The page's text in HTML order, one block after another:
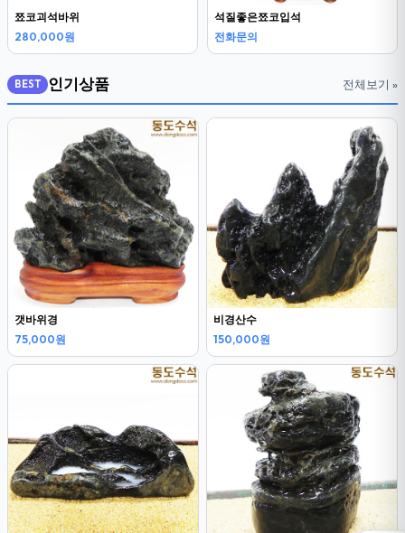
쬬코괴석바위
280,000원
석질좋은쬬코입석
전화문의
BEST 인기상품 전체보기 »
갯바위경
75,000원
비경산수
150,000원